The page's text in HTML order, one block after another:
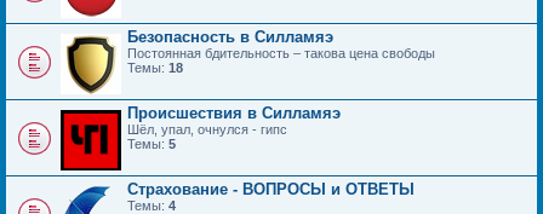
Безопасность в Силламяэ
Постоянная бдительность – такова цена свободы
Темы: 18
Происшествия в Силламяэ
Шёл, упал, очнулся - гипс
Темы: 5
Страхование - ВОПРОСЫ и ОТВЕТЫ
Темы: 4